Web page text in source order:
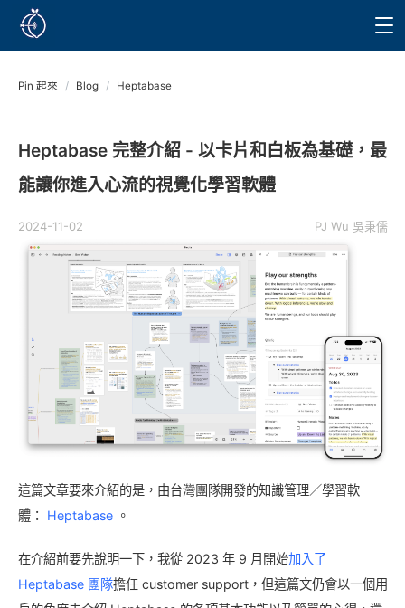
Pin 起來 / Blog / Heptabase
Heptabase 完整介紹 - 以卡片和白板為基礎，最
能讓你進入心流的視覺化學習軟體
2024-11-02 PJ Wu 吳秉儒
這篇文章要來介紹的是，由台灣團隊開發的知識管理／學習軟
體： Heptabase。
在介紹前要先說明一下，我從 2023 年 9 月開始加入了
Heptabase 團隊擔任 customer support，但這篇文仍會以一個用